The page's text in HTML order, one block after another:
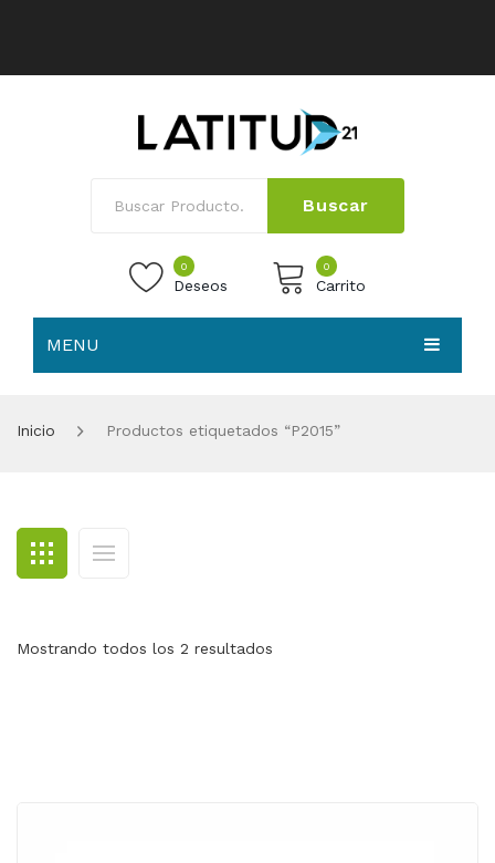
Buscar
0
Deseos
0
Carrito
MENU
BLOG
CONTACTO
Inicio Productos etiquetados “P2015”
Mostrando todos los 2 resultados